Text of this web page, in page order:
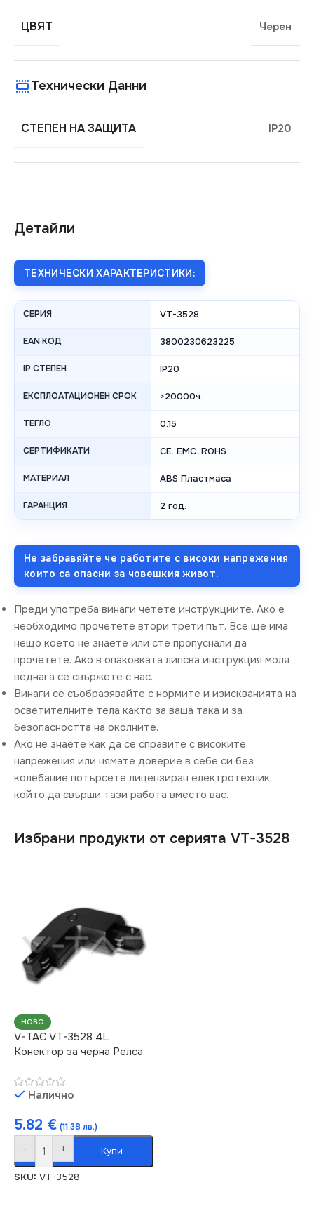
Детайли
ТЕХНИЧЕСКИ ХАРАКТЕРИСТИКИ:
СЕРИЯ VT-3528
EAN КОД 3800230623225
IP СТЕПЕН IP20
ЕКСПЛОАТАЦИОНЕН СРОК >20000ч.
ТЕГЛО 0.15
СЕРТИФИКАТИ CE. EMC. ROHS
МАТЕРИАЛ ABS Пластмаса
ГАРАНЦИЯ 2 год.
Не забравяйте че работите с високи напрежения
които са опасни за човешкия живот.
Преди употреба винаги четете инструкциите. Ако е
необходимо прочетете втори трети път. Все ще има
нещо което не знаете или сте пропуснали да
прочетете. Ако в опаковката липсва инструкция моля
веднага се свържете с нас.
Винаги се съобразявайте с нормите и изискванията на
осветителните тела както за ваша така и за
безопасността на околните.
Ако не знаете как да се справите с високите
напрежения или нямате доверие в себе си без
колебание потърсете лицензиран електротехник
който да свърши тази работа вместо вас.
Избрани продукти от серията VT-3528
НОВО
V-TAC VT-3528 4L
Конектор за черна Релса
Налично
5.82 € (11.38 лв.)
- + Купи
SKU: VT-3528
ЦВЯТ Черен
Технически Данни
СТЕПЕН НА ЗАЩИТА IP20